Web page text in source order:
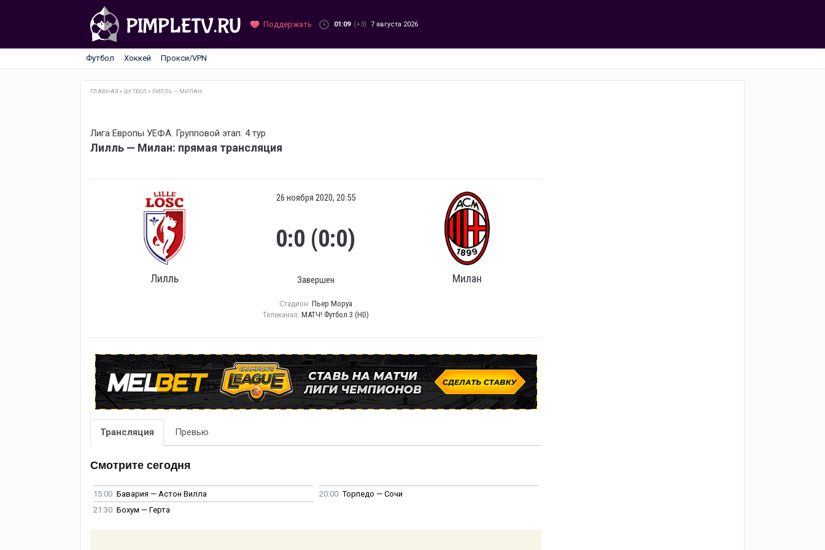
Поддержать 01:09 (+3) 7 августа 2026
Футбол Хоккей Прокси/VPN
ГЛАВНАЯ »ФУТБОЛ » ЛИЛЛЬ — МИЛАН
Лига Европы УЕФА. Групповой этап. 4 тур
Лилль — Милан: прямая трансляция
Лилль
26 ноября 2020, 20:55
0:0 (0:0)
Завершен Милан
Стадион: Пьер Моруа
Телеканал: МАТЧ! Футбол 3 (HD)
Трансляция Превью
Смотрите сегодня
15:00 Бавария — Астон Вилла 20:00 Торпедо — Сочи
21:30 Бохум — Герта